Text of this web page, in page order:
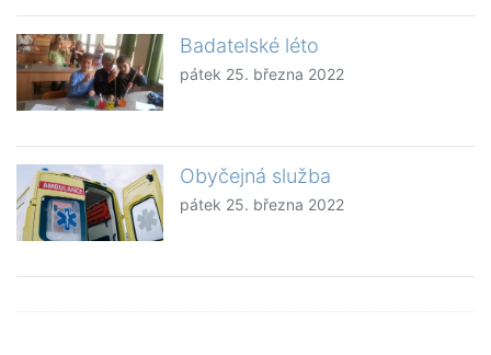
Badatelské léto
pátek 25. března 2022
Obyčejná služba
pátek 25. března 2022